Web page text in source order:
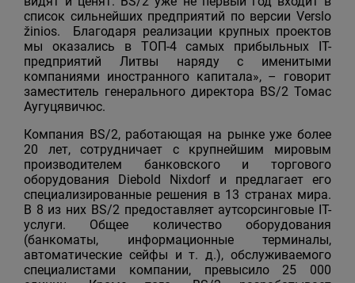
список сильнейших предприятий по версии Verslo
žinios. Благодаря реализации крупных проектов
мы оказались в ТОП-4 самых прибыльных IT-
предприятий Литвы наряду с именитыми
компаниями иностранного капитала», – говорит
заместитель генерального директора BS/2 Томас
Аугуцявичюс.
Компания BS/2, работающая на рынке уже более
20 лет, сотрудничает с крупнейшим мировым
производителем банковского и торгового
оборудования Diebold Nixdorf и предлагает его
специализированные решения в 13 странах мира.
В 8 из них BS/2 предоставляет аутсорсинговые IТ-
услуги. Общее количество оборудования
(банкоматы, информационные терминалы,
автоматические сейфы и т. д.), обслуживаемого
специалистами компании, превысило 25 000